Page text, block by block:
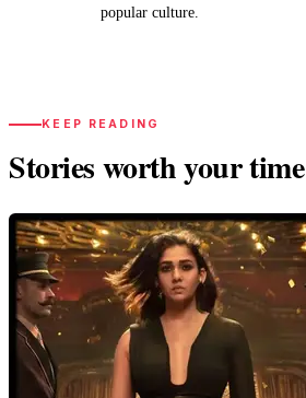
popular culture.
KEEP READING
Stories worth your time